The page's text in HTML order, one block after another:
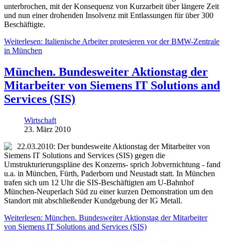
unterbrochen, mit der Konsequenz von Kurzarbeit über längere Zeit
und nun einer drohenden Insolvenz mit Entlassungen für über 300
Beschäftigte.
Weiterlesen: Italienische Arbeiter protesieren vor der BMW-Zentrale
in München
München. Bundesweiter Aktionstag der
Mitarbeiter von Siemens IT Solutions and
Services (SIS)
Wirtschaft
23. März 2010
22.03.2010: Der bundesweite Aktionstag der Mitarbeiter von
Siemens IT Solutions and Services (SIS) gegen die
Umstrukturierungspläne des Konzerns- sprich Jobvernichtung - fand
u.a. in München, Fürth, Paderborn und Neustadt statt. In München
trafen sich um 12 Uhr die SIS-Beschäftigten am U-Bahnhof
München-Neuperlach Süd zu einer kurzen Demonstration um den
Standort mit abschließender Kundgebung der IG Metall.
Weiterlesen: München. Bundesweiter Aktionstag der Mitarbeiter
von Siemens IT Solutions and Services (SIS)